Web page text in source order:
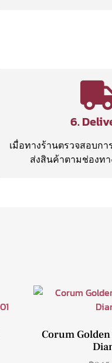
6.
เมื่อทางร้านตรวจสอบกา
ส่งสินค้าตามช่องท
Corum